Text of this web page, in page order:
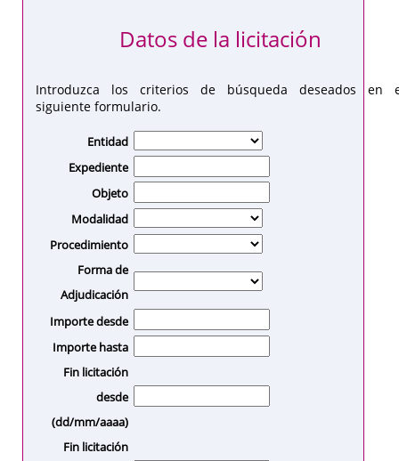
Introduzca los criterios de búsqueda deseados en
siguiente formulario.
Datos de la licitación
Entidad
Expediente
Objeto
Modalidad
Procedimiento
Forma de
Adjudicación
Importe desde
Importe hasta
Fin licitación
desde
(dd/mm/aaaa)
Fin licitación